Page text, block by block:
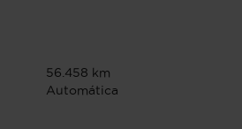
56.458 km
Automática